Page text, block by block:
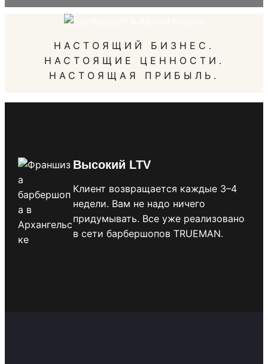
НАСТОЯЩИЙ БИЗНЕС.
НАСТОЯЩИЕ ЦЕННОСТИ.
НАСТОЯЩАЯ ПРИБЫЛЬ.
Высокий LTV
Клиент возвращается каждые 3–4
недели. Вам не надо ничего
придумывать. Все уже реализовано
в сети барбершопов TRUEMAN.